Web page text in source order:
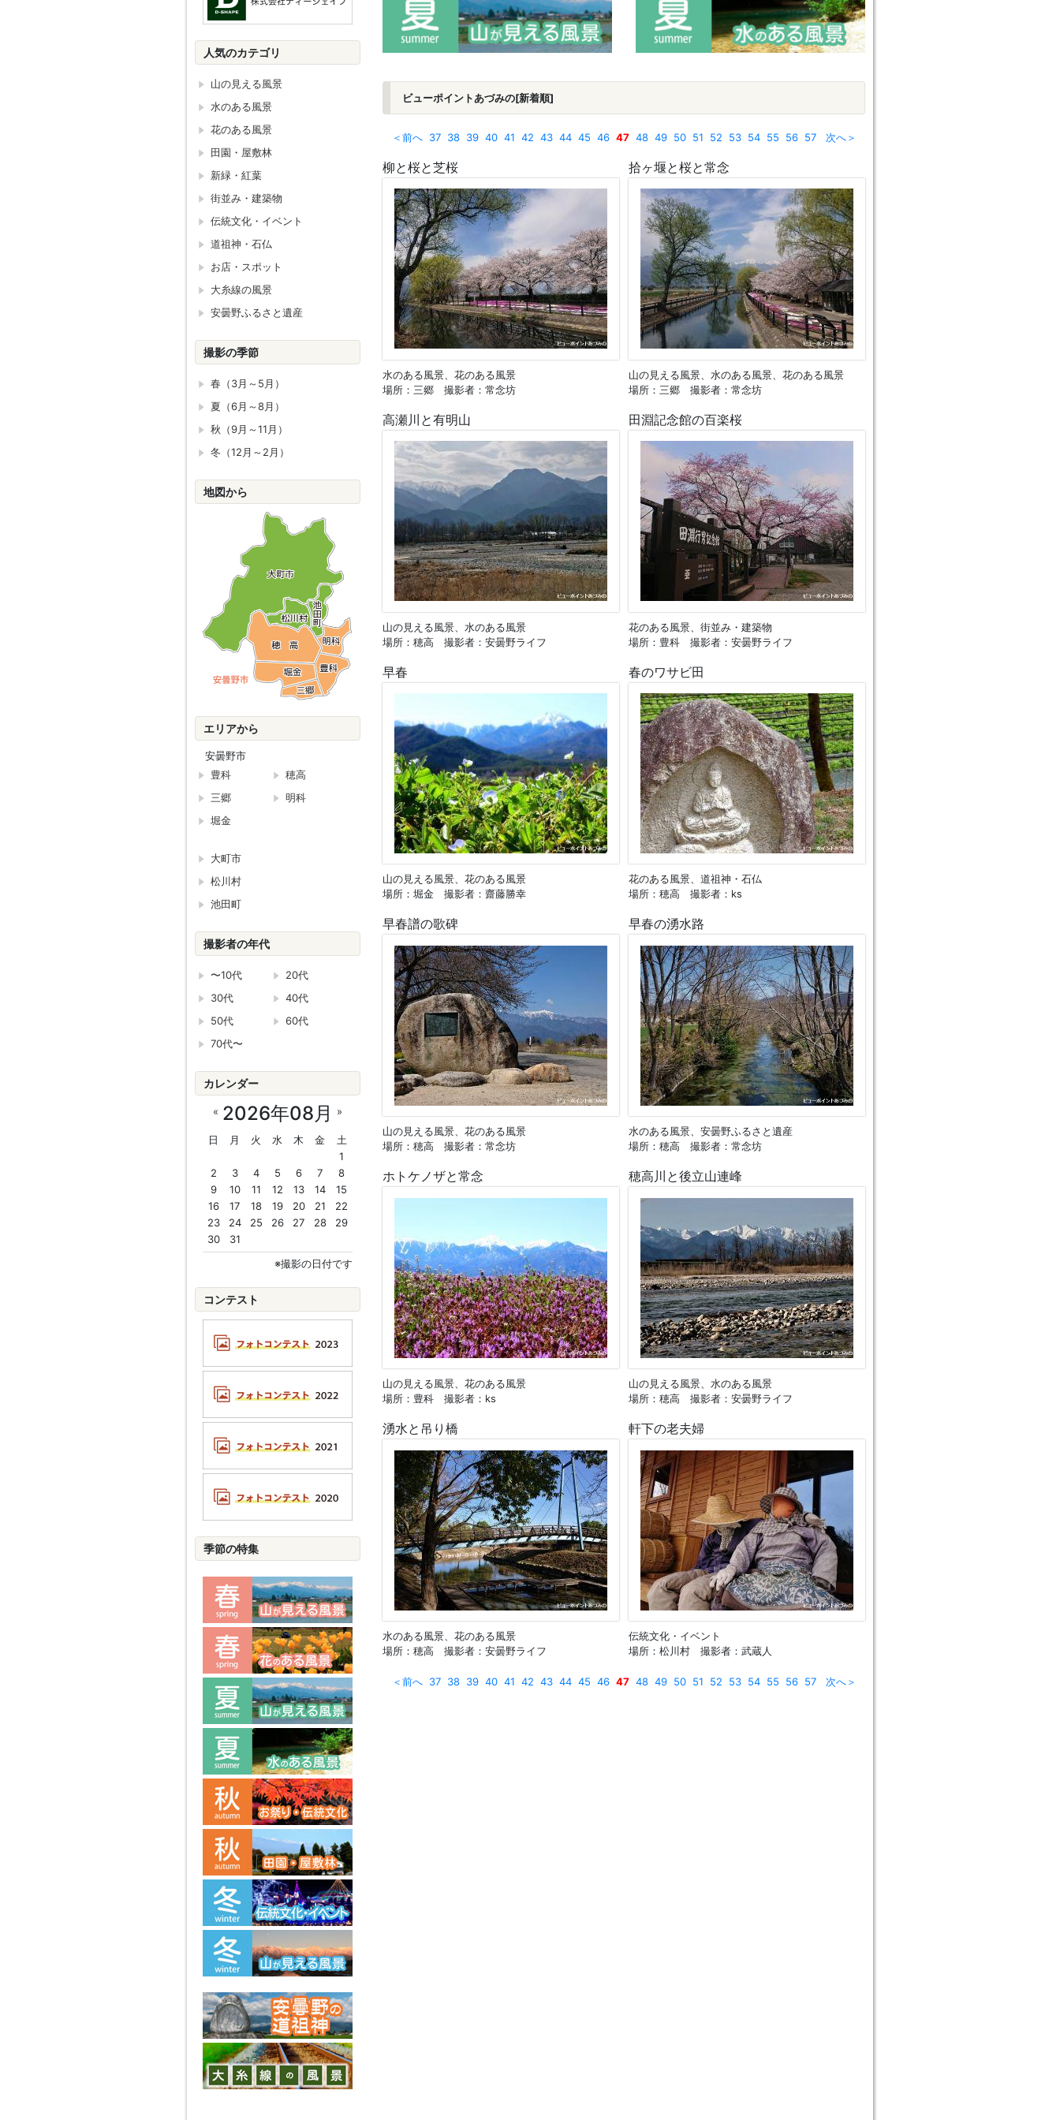
ビューポイントあづみの[新着順]
＜前へ 37 38 39 40 41 42 43 44 45 46 47 48 49 50 51 52 53 54 55 56 57 次へ＞
柳と桜と芝桜
水のある風景、花のある風景
場所：三郷 撮影者：常念坊
拾ヶ堰と桜と常念
山の見える風景、水のある風景、花のある風景
場所：三郷 撮影者：常念坊
高瀬川と有明山
山の見える風景、水のある風景
場所：穂高 撮影者：安曇野ライフ
田淵記念館の百楽桜
花のある風景、街並み・建築物
場所：豊科 撮影者：安曇野ライフ
早春
山の見える風景、花のある風景
場所：堀金 撮影者：齋藤勝幸
春のワサビ田
花のある風景、道祖神・石仏
場所：穂高 撮影者：ks
早春譜の歌碑
山の見える風景、花のある風景
場所：穂高 撮影者：常念坊
早春の湧水路
水のある風景、安曇野ふるさと遺産
場所：穂高 撮影者：常念坊
ホトケノザと常念
山の見える風景、花のある風景
場所：豊科 撮影者：ks
穂高川と後立山連峰
山の見える風景、水のある風景
場所：穂高 撮影者：安曇野ライフ
湧水と吊り橋
水のある風景、花のある風景
場所：穂高 撮影者：安曇野ライフ
軒下の老夫婦
伝統文化・イベント
場所：松川村 撮影者：武蔵人
＜前へ 37 38 39 40 41 42 43 44 45 46 47 48 49 50 51 52 53 54 55 56 57 次へ＞
人気のカテゴリ
山の見える風景
水のある風景
花のある風景
田園・屋敷林
新緑・紅葉
街並み・建築物
伝統文化・イベント
道祖神・石仏
お店・スポット
大糸線の風景
安曇野ふるさと遺産
撮影の季節
春（3月～5月）
夏（6月～8月）
秋（9月～11月）
冬（12月～2月）
地図から
エリアから
安曇野市
豊科
穂高
三郷
明科
堀金
大町市
松川村
池田町
撮影者の年代
〜10代
20代
30代
40代
50代
60代
70代〜
カレンダー
2026年08月
« »
日 月 火 水 木 金
土
1
2
3 4 5 6 7
8
9
10 11 12 13 14
15
16
17 18 19 20 21
22
23
24 25 26 27 28
29
30
31
※撮影の日付です
コンテスト
季節の特集